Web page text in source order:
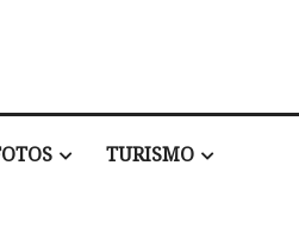
TURISMO